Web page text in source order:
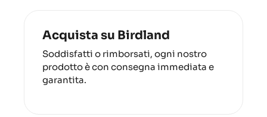
Acquista su Birdland
Soddisfatti o rimborsati, ogni nostro
prodotto è con consegna immediata e
garantita.